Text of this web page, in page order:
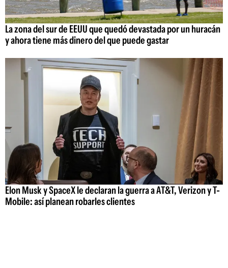
La zona del sur de EEUU que quedó devastada por un huracán
y ahora tiene más dinero del que puede gastar
Elon Musk y SpaceX le declaran la guerra a AT&T, Verizon y T-
Mobile: así planean robarles clientes